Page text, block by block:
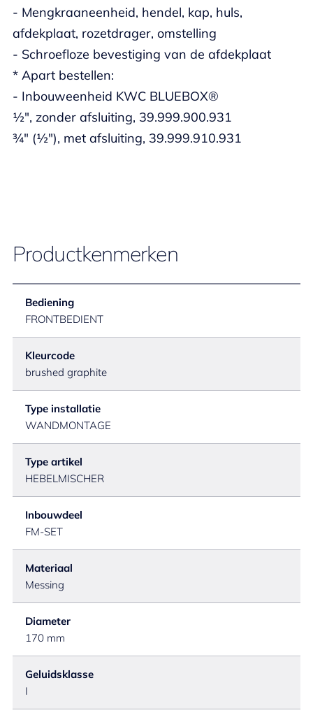
- Mengkraaneenheid, hendel, kap, huls,
afdekplaat, rozetdrager, omstelling
- Schroefloze bevestiging van de afdekplaat
* Apart bestellen:
- Inbouweenheid KWC BLUEBOX®
½", zonder afsluiting, 39.999.900.931
¾" (½"), met afsluiting, 39.999.910.931
Productkenmerken
Bediening
FRONTBEDIENT
Kleurcode
brushed graphite
Type installatie
WANDMONTAGE
Type artikel
HEBELMISCHER
Inbouwdeel
FM-SET
Materiaal
Messing
Diameter
170 mm
Geluidsklasse
I